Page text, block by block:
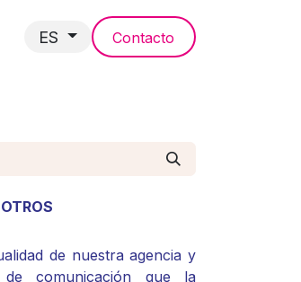
ES Contacto
de nuestra agencia y
comunicación que la